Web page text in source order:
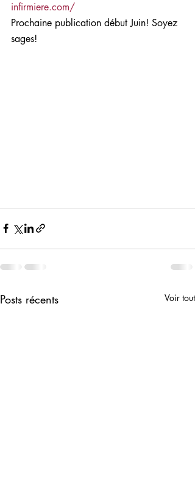
infirmiere.com/
Prochaine publication début Juin! Soyez
sages!
Posts récents Voir tout